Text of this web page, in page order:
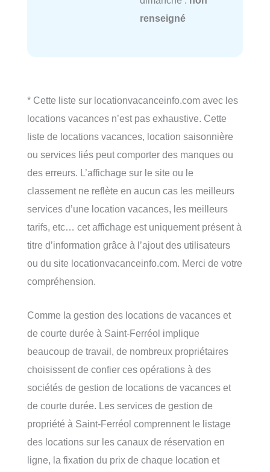
renseigné
* Cette liste sur locationvacanceinfo.com avec les
locations vacances n’est pas exhaustive. Cette
liste de locations vacances, location saisonnière
ou services liés peut comporter des manques ou
des erreurs. L’affichage sur le site ou le
classement ne reflète en aucun cas les meilleurs
services d’une location vacances, les meilleurs
tarifs, etc… cet affichage est uniquement présent à
titre d’information grâce à l’ajout des utilisateurs
ou du site locationvacanceinfo.com. Merci de votre
compréhension.
Comme la gestion des locations de vacances et
de courte durée à Saint-Ferréol implique
beaucoup de travail, de nombreux propriétaires
choisissent de confier ces opérations à des
sociétés de gestion de locations de vacances et
de courte durée. Les services de gestion de
propriété à Saint-Ferréol comprennent le listage
des locations sur les canaux de réservation en
ligne, la fixation du prix de chaque location et